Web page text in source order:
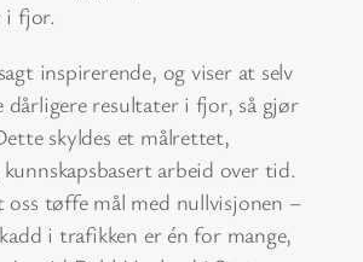
i fjor.
inspirerende, og viser at selv
dårligere resultater i fjor, så gjør
skyldes et målrettet,
arbeid over tid.
oss tøffe mål med nullvisjonen –
i trafikken er én for mange,